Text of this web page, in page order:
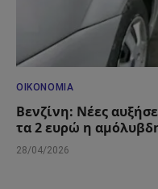
ΟΙΚΟΝΟΜΊΑ
Βενζίνη: Νέες
τα 2 ευρώ η
28/04/2026